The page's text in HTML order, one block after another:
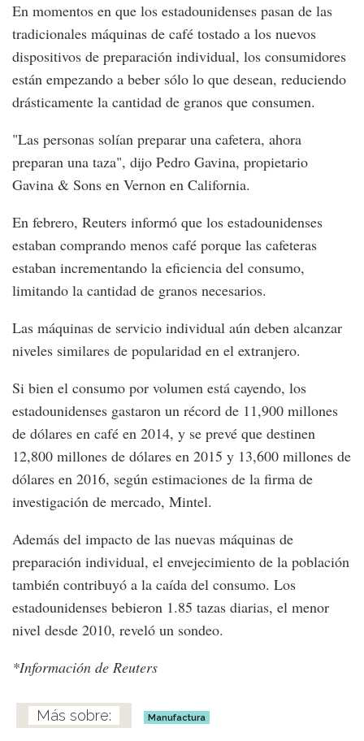
En momentos en que los estadounidenses pasan de las
tradicionales máquinas de café tostado a los nuevos
dispositivos de preparación individual, los consumidores
están empezando a beber sólo lo que desean, reduciendo
drásticamente la cantidad de granos que consumen.
"Las personas solían preparar una cafetera, ahora
preparan una taza", dijo Pedro Gavina, propietario
Gavina & Sons en Vernon en California.
En febrero, Reuters informó que los estadounidenses
estaban comprando menos café porque las cafeteras
estaban incrementando la eficiencia del consumo,
limitando la cantidad de granos necesarios.
Las máquinas de servicio individual aún deben alcanzar
niveles similares de popularidad en el extranjero.
Si bien el consumo por volumen está cayendo, los
estadounidenses gastaron un récord de 11,900 millones
de dólares en café en 2014, y se prevé que destinen
12,800 millones de dólares en 2015 y 13,600 millones de
dólares en 2016, según estimaciones de la firma de
investigación de mercado, Mintel.
Además del impacto de las nuevas máquinas de
preparación individual, el envejecimiento de la población
también contribuyó a la caída del consumo. Los
estadounidenses bebieron 1.85 tazas diarias, el menor
nivel desde 2010, reveló un sondeo.
*Información de Reuters
Manufactura